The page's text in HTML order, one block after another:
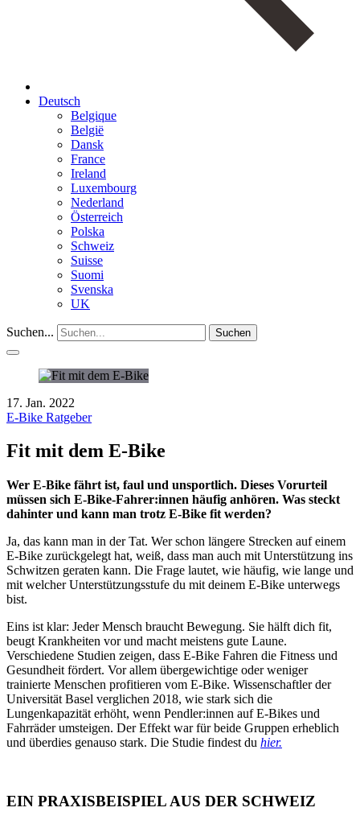
Deutsch
Belgique
België
Dansk
France
Ireland
Luxembourg
Nederland
Österreich
Polska
Schweiz
Suisse
Suomi
Svenska
UK
Suchen... Suchen
17. Jan. 2022
E-Bike Ratgeber
Fit mit dem E-Bike
Wer E-Bike fährt ist, faul und unsportlich. Dieses Vorurteil
müssen sich E-Bike-Fahrer:innen häufig anhören. Was steckt
dahinter und kann man trotz E-Bike fit werden?
Ja, das kann man in der Tat. Wer schon längere Strecken auf einem
E-Bike zurückgelegt hat, weiß, dass man auch mit Unterstützung ins
Schwitzen geraten kann. Die Frage lautet, wie häufig, wie lange und
mit welcher Unterstützungsstufe du mit deinem E-Bike unterwegs
bist.
Eins ist klar: Jeder Mensch braucht Bewegung. Sie hälft dich fit,
beugt Krankheiten vor und macht meistens gute Laune.
Verschiedene Studien zeigen, dass E-Bike Fahren die Fitness und
Gesundheit fördert. Vor allem übergewichtige oder weniger
trainierte Menschen profitieren vom E-Bike. Wissenschaftler der
Universität Basel verglichen 2018, wie stark sich die
Lungenkapazität erhöht, wenn Pendler:innen auf E-Bikes und
Fahrräder umsteigen. Der Effekt war für beide Gruppen erheblich
und überdies genauso stark. Die Studie findest du hier.
EIN PRAXISBEISPIEL AUS DER SCHWEIZ